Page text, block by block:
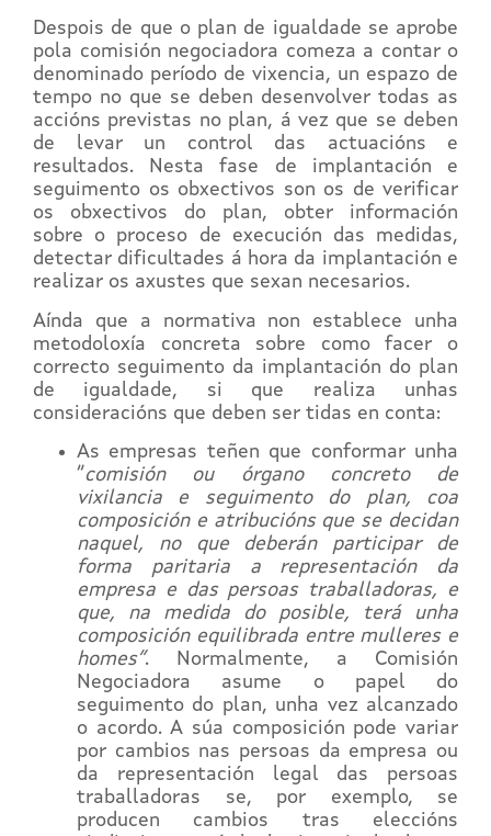
Despois de que o plan de igualdade se aprobe
pola comisión negociadora comeza a contar o
denominado período de vixencia, un espazo de
tempo no que se deben desenvolver todas as
accións previstas no plan, á vez que se deben
de levar un control das actuacións e
resultados. Nesta fase de implantación e
seguimento os obxectivos son os de verificar
os obxectivos do plan, obter información
sobre o proceso de execución das medidas,
detectar dificultades á hora da implantación e
realizar os axustes que sexan necesarios.
Aínda que a normativa non establece unha
metodoloxía concreta sobre como facer o
correcto seguimento da implantación do plan
de igualdade, si que realiza unhas
consideracións que deben ser tidas en conta:
As empresas teñen que conformar unha
“comisión ou órgano concreto de
vixilancia e seguimento do plan, coa
composición e atribucións que se decidan
naquel, no que deberán participar de
forma paritaria a representación da
empresa e das persoas traballadoras, e
que, na medida do posible, terá unha
composición equilibrada entre mulleres e
homes”. Normalmente, a Comisión
Negociadora asume o papel do
seguimento do plan, unha vez alcanzado
o acordo. A súa composición pode variar
por cambios nas persoas da empresa ou
da representación legal das persoas
traballadoras se, por exemplo, se
producen cambios tras eleccións